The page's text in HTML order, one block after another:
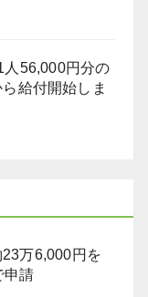
人56,000円分の
給付開始しま
23万6,000円を
申請